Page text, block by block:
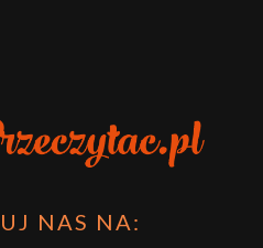
powinien mieć każdy
2023
NAS NA: